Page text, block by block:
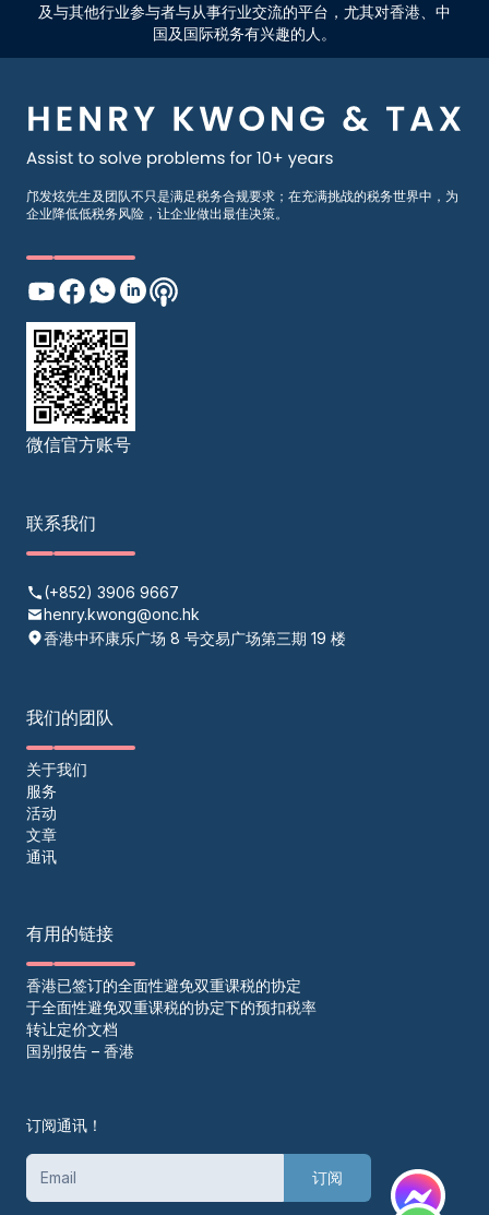
及与其他行业参与者与从事行业交流的平台，尤其对香港、中
国及国际税务有兴趣的人。
邝发炫先生及团队不只是满足税务合规要求；在充满挑战的税务世界中，为
企业降低低税务风险，让企业做出最佳决策。
微信官方账号
联系我们
(+852) 3906 9667
henry.kwong@onc.hk
香港中环康乐广场 8 号交易广场第三期 19 楼
我们的团队
关于我们
服务
活动
文章
通讯
有用的链接
香港已签订的全面性避免双重课税的协定
于全面性避免双重课税的协定下的预扣税率
转让定价文档
国别报告 – 香港
订阅通讯！
订阅